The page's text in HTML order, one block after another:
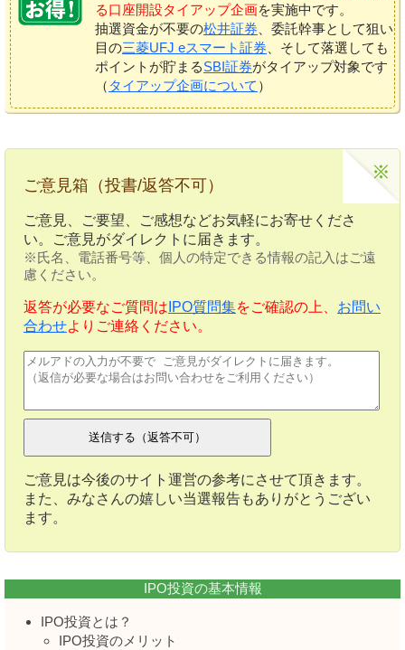
る口座開設タイアップ企画を実施中です。
抽選資金が不要の松井証券 、委託幹事として狙い
目の三菱UFJ eスマート証券 、そして落選しても
ポイントが貯まるSBI証券がタイアップ対象です
（ タイアップ企画について ）
ご意見箱（投書/返答不可）
ご意見、ご要望、ご感想などお気軽にお寄せくださ
い。ご意見がダイレクトに届きます。
※氏名、電話番号等、個人の特定できる情報の記入はご遠
慮ください。
返答が必要なご質問は IPO質問集をご確認の上、 お問い
合わせよりご連絡ください。
ご意見は今後のサイト運営の参考にさせて頂きます。
また、みなさんの嬉しい当選報告もありがとうござい
ます。
IPO投資の基本情報
IPO投資とは？
IPO投資のメリット